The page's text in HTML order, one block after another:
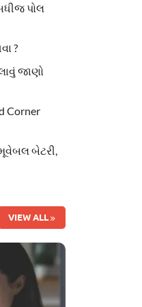
પોલ
?
જાણો
Corner
બેટરી,
VIEW ALL